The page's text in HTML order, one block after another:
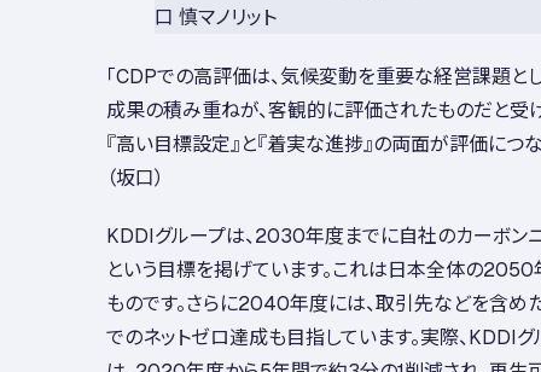
口 慎マノリット
「CDPでの高評価は、気候変動を重要な経営課題と
成果の積み重ねが、客観的に評価されたものだと受
『高い目標設定』と『着実な進捗』の両面が評価につ
（坂口）
KDDIグループは、2030年度までに自社のカーボン
という目標を掲げています。これは日本全体の
ものです。さらに2040年度には、取引先などを含め
でのネットゼロ達成も目指しています。実際、KDDI